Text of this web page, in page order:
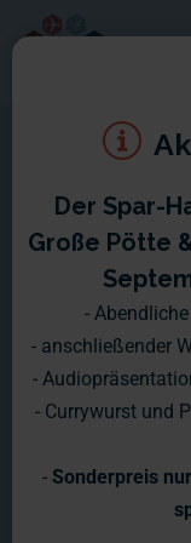
Der Spar-
Große Pötte
-
- anschließender
-
- Currywurst und
- Sonderpreis